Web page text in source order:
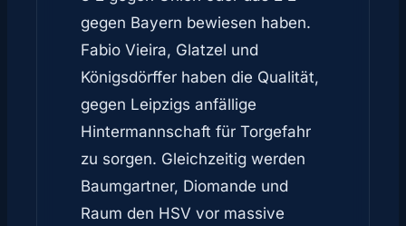
gegen Bayern bewiesen haben.
Fabio Vieira, Glatzel und
Königsdörffer haben die Qualität,
gegen Leipzigs anfällige
Hintermannschaft für Torgefahr
zu sorgen. Gleichzeitig werden
Baumgartner, Diomande und
Raum den HSV vor massive